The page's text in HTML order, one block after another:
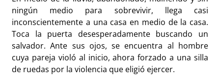
ningún medio para sobrevivir, llega casi
inconscientemente a una casa en medio de la casa.
Toca la puerta desesperadamente buscando un
salvador. Ante sus ojos, se encuentra al hombre
cuya pareja violó al inicio, ahora forzado a una silla
de ruedas por la violencia que eligió ejercer.